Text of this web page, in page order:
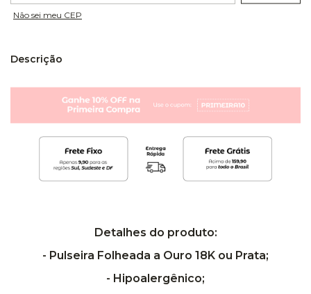
Não sei meu CEP
Descrição
Detalhes do produto:
- Pulseira Folheada a Ouro 18K ou Prata;
- Hipoalergênico;